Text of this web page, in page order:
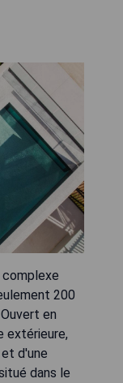
complexe
200
en
extérieure,
d'une
dans le